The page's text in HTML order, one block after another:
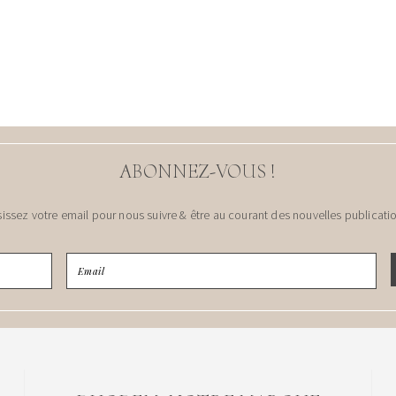
ABONNEZ-VOUS !
votre email pour nous suivre & être au courant des nouvelles